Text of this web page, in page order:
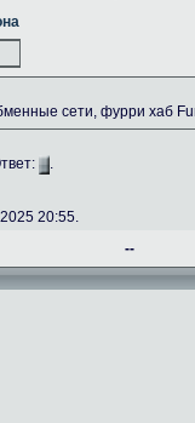
сети, фурри хаб
.
20:55.
--